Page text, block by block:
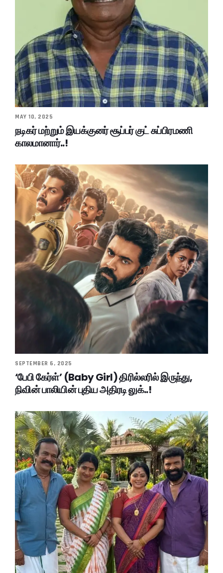
MAY 10, 2025
நடிகர் மற்றும் இயக்குனர் சூப்பர் குட் சுப்பிரமணி
காலமானார்..!
SEPTEMBER 6, 2025
‘பேபி கேர்ள்’ (Baby Girl) திரில்லரில் இருந்து,
நிவின் பாலியின் புதிய அதிரடி லுக்..!